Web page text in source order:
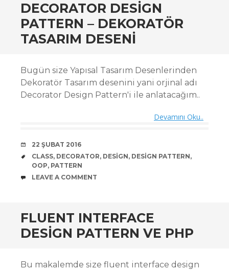
DECORATOR DESIGN
PATTERN – DEKORATÖR
TASARIM DESENI
Bugün size Yapısal Tasarım Desenlerinden
Dekoratör Tasarım desenini yani orjinal adı
Decorator Design Pattern'i ile anlatacağım..
Devamını Oku..
DATE
22 ŞUBAT 2016
TAGS
CLASS, DECORATOR, DESIGN, DESIGN PATTERN,
OOP, PATTERN
COMMENTS
LEAVE A COMMENT
FLUENT INTERFACE
DESIGN PATTERN VE PHP
Bu makalemde size fluent interface design